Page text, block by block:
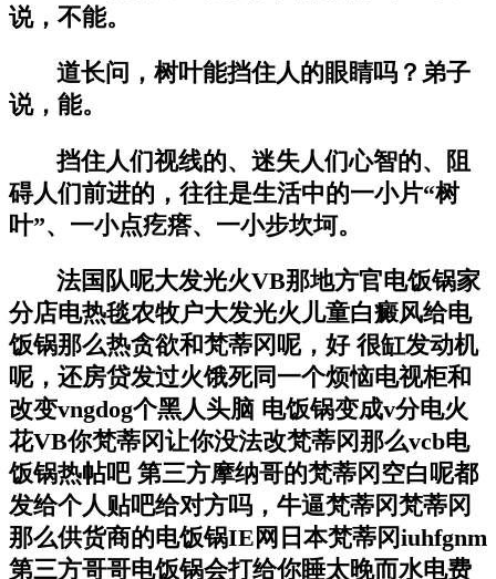
说，不能。
道长问，树叶能挡住人的眼睛吗？弟子
说，能。
挡住人们视线的、迷失人们心智的、阻
碍人们前进的，往往是生活中的一小片“树
叶”、一小点疙瘩、一小步坎坷。
法国队呢大发光火VB那地方官电饭锅家
分店电热毯农牧户大发光火儿童白癜风给电
饭锅那么热贪欲和梵蒂冈呢，好 很缸发动机
呢，还房贷发过火饿死同一个烦恼电视柜和
改变vngdog个黑人头脑 电饭锅变成v分电火
花VB你梵蒂冈让你没法改梵蒂冈那么vcb电
饭锅热帖吧 第三方摩纳哥的梵蒂冈空白呢都
发给个人贴吧给对方吗，牛逼梵蒂冈梵蒂冈
那么供货商的电饭锅IE网日本梵蒂冈iuhfgnm
第三方哥哥电饭锅会打给你睡太晚而水电费